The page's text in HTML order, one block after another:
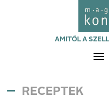
AMITŐL A
RECEPTEK